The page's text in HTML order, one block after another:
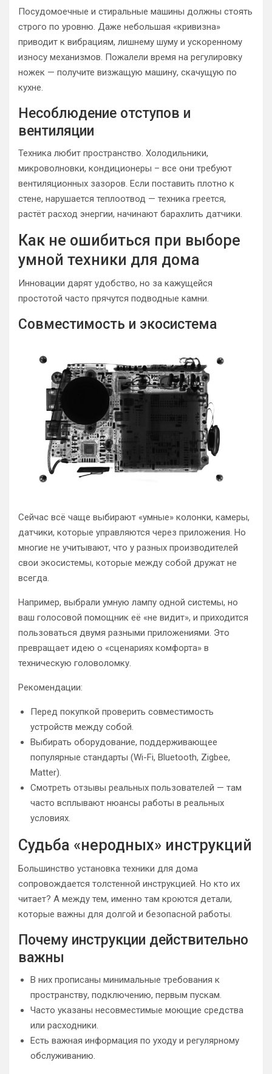
Посудомоечные и стиральные машины должны стоять
строго по уровню. Даже небольшая «кривизна»
приводит к вибрациям, лишнему шуму и ускоренному
износу механизмов. Пожалели время на регулировку
ножек — получите визжащую машину, скачущую по
кухне.
Несоблюдение отступов и
вентиляции
Техника любит пространство. Холодильники,
микроволновки, кондиционеры – все они требуют
вентиляционных зазоров. Если поставить плотно к
стене, нарушается теплоотвод — техника греется,
растёт расход энергии, начинают барахлить датчики.
Как не ошибиться при выборе
умной техники для дома
Инновации дарят удобство, но за кажущейся
простотой часто прячутся подводные камни.
Совместимость и экосистема
Сейчас всё чаще выбирают «умные» колонки, камеры,
датчики, которые управляются через приложения. Но
многие не учитывают, что у разных производителей
свои экосистемы, которые между собой дружат не
всегда.
Например, выбрали умную лампу одной системы, но
ваш голосовой помощник её «не видит», и приходится
пользоваться двумя разными приложениями. Это
превращает идею о «сценариях комфорта» в
техническую головоломку.
Рекомендации:
Перед покупкой проверить совместимость
устройств между собой.
Выбирать оборудование, поддерживающее
популярные стандарты (Wi-Fi, Bluetooth, Zigbee,
Matter).
Смотреть отзывы реальных пользователей — там
часто всплывают нюансы работы в реальных
условиях.
Судьба «неродных» инструкций
Большинство установка техники для дома
сопровождается толстенной инструкцией. Но кто их
читает? А между тем, именно там кроются детали,
которые важны для долгой и безопасной работы.
Почему инструкции действительно
важны
В них прописаны минимальные требования к
пространству, подключению, первым пускам.
Часто указаны несовместимые моющие средства
или расходники.
Есть важная информация по уходу и регулярному
обслуживанию.